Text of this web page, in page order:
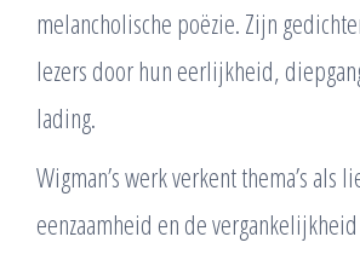
melancholische poëzie. Zijn
lezers door hun eerlijkheid,
lading.
Wigman’s werk verkent thema’s als
eenzaamheid en de